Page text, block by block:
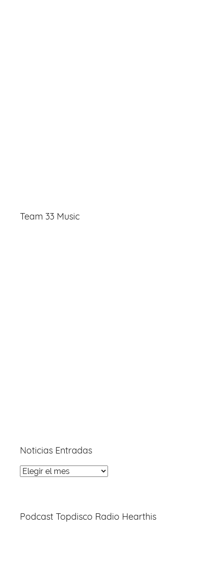
Team 33 Music
Noticias Entradas
Noticias
Podcast Topdisco Radio Hearthis